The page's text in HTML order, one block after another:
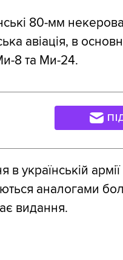
80-мм
авіація, в
8 та Ми-24.
українській
аналогами
видання.